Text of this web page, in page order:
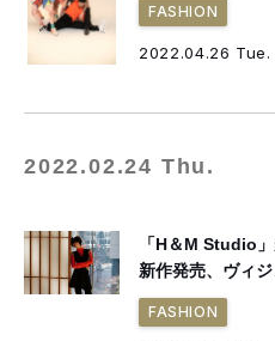
FASHION
2022.04.26 Tue.
2022.02.24 Thu.
「H＆M Studio
新作発売、ヴィ
FASHION